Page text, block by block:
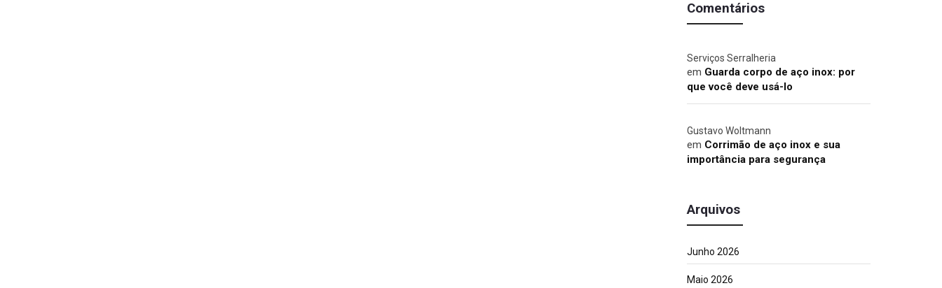
Comentários
Serviços Serralheria
em Guarda corpo de aço inox: por
que você deve usá-lo
Gustavo Woltmann
em Corrimão de aço inox e sua
importância para segurança
Arquivos
Junho 2026
Maio 2026